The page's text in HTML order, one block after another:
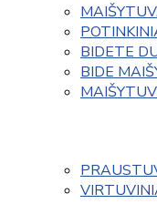
BIDETE
BIDE